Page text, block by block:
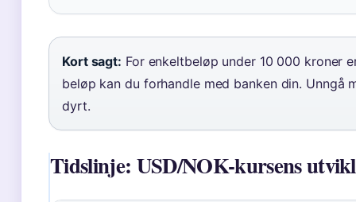
Kort sagt: For enkeltbeløp under 10 000 kroner
beløp kan du forhandle med banken din.
dyrt.
Tidslinje: USD/NOK-kursens